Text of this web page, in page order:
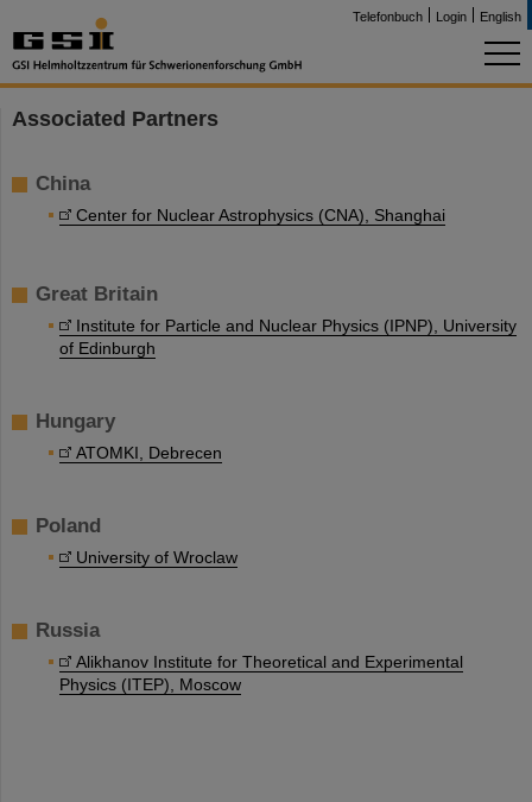
Telefonbuch Login English
Associated Partners
China
Center for Nuclear Astrophysics (CNA), Shanghai
Great Britain
Institute for Particle and Nuclear Physics (IPNP), University
of Edinburgh
Hungary
ATOMKI, Debrecen
Poland
University of Wroclaw
Russia
Alikhanov Institute for Theoretical and Experimental
Physics (ITEP), Moscow